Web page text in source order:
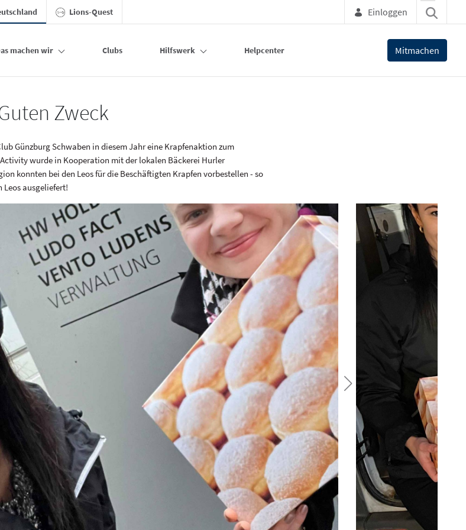
Lions-Quest Einloggen
machen wir Clubs Hilfswerk Helpcenter Mitmachen
Zweck
Günzburg Schwaben in diesem Jahr eine Krapfenaktion zum
wurde in Kooperation mit der lokalen Bäckerei Hurler
konnten bei den Leos für die Beschäftigten Krapfen vorbestellen - so
Leos ausgeliefert!